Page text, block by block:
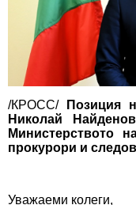
/КРОСС/
Позиция
Николай
Министерството
прокурори и
Уважаеми колеги,